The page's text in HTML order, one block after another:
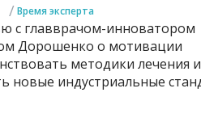
/ Время эксперта
с главврачом-инноватором
Дорошенко о мотивации
методики лечения и
новые индустриальные